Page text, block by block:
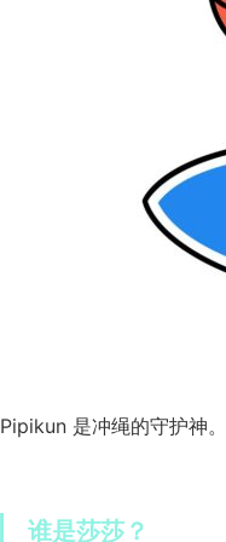
Pipikun 是冲绳的守护神。
谁是莎莎？